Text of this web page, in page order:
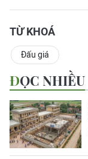
TỪ KHOÁ
Đấu giá
ĐỌC NHIỀU